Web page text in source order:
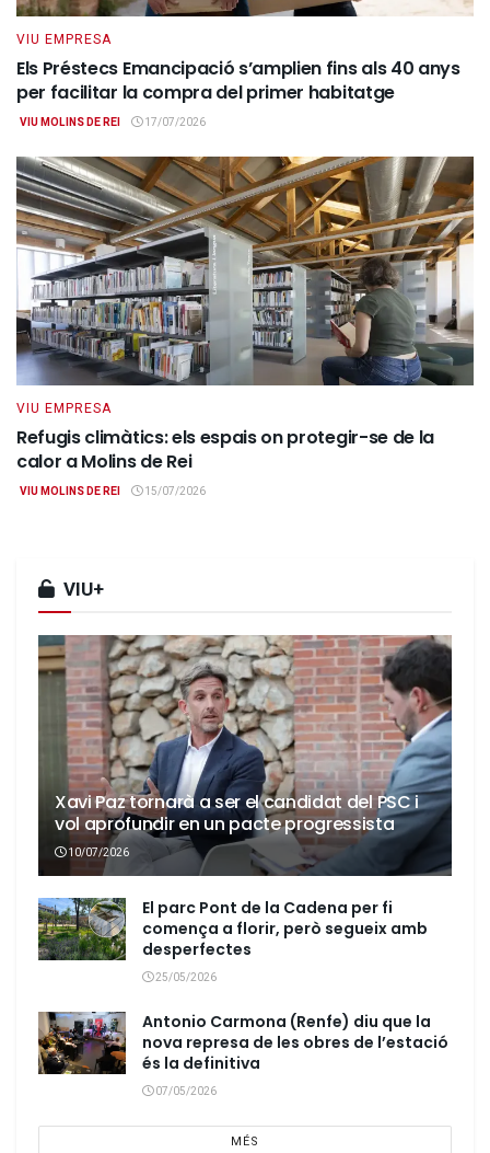
VIU EMPRESA
Els Préstecs Emancipació s’amplien fins als 40 anys
per facilitar la compra del primer habitatge
VIU MOLINS DE REI 17/07/2026
VIU EMPRESA
Refugis climàtics: els espais on protegir-se de la
calor a Molins de Rei
VIU MOLINS DE REI 15/07/2026
VIU+
Xavi Paz tornarà a ser el candidat del PSC i
vol aprofundir en un pacte progressista
10/07/2026
El parc Pont de la Cadena per fi
comença a florir, però segueix amb
desperfectes
25/05/2026
Antonio Carmona (Renfe) diu que la
nova represa de les obres de l’estació
és la definitiva
07/05/2026
MÉS